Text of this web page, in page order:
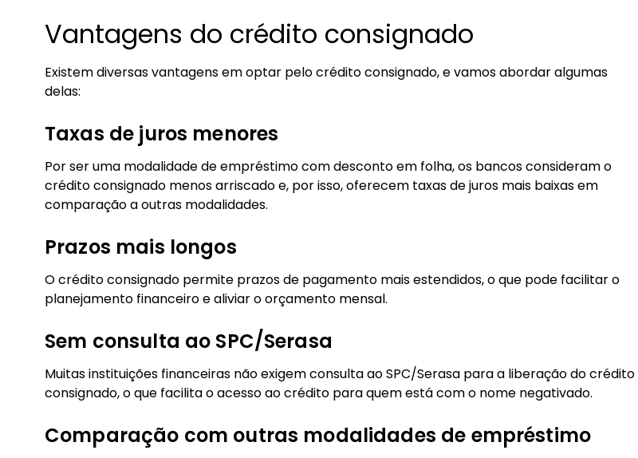
Vantagens do crédito consignado
Existem diversas vantagens em optar pelo crédito consignado, e vamos abordar algumas
delas:
Taxas de juros menores
Por ser uma modalidade de empréstimo com desconto em folha, os bancos consideram o
crédito consignado menos arriscado e, por isso, oferecem taxas de juros mais baixas em
comparação a outras modalidades.
Prazos mais longos
O crédito consignado permite prazos de pagamento mais estendidos, o que pode facilitar o
planejamento financeiro e aliviar o orçamento mensal.
Sem consulta ao SPC/Serasa
Muitas instituições financeiras não exigem consulta ao SPC/Serasa para a liberação do crédito
consignado, o que facilita o acesso ao crédito para quem está com o nome negativado.
Comparação com outras modalidades de empréstimo